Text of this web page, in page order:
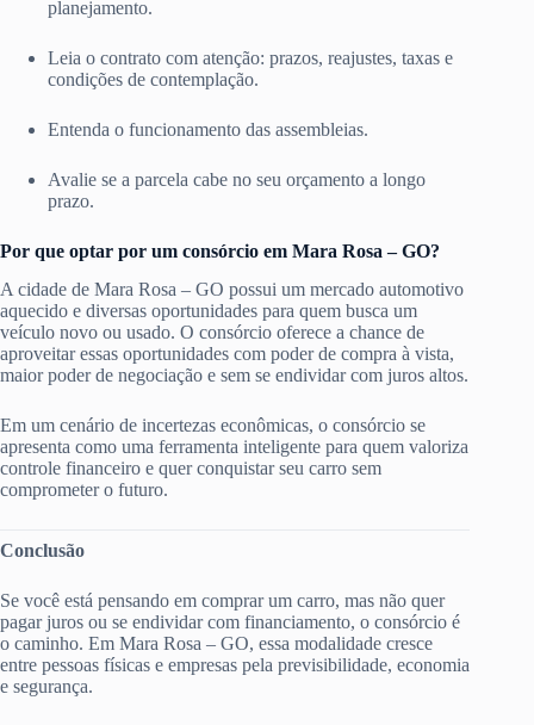
planejamento.
Leia o contrato com atenção: prazos, reajustes, taxas e
condições de contemplação.
Entenda o funcionamento das assembleias.
Avalie se a parcela cabe no seu orçamento a longo
prazo.
Por que optar por um consórcio em Mara Rosa – GO?
A cidade de Mara Rosa – GO possui um mercado automotivo
aquecido e diversas oportunidades para quem busca um
veículo novo ou usado. O consórcio oferece a chance de
aproveitar essas oportunidades com poder de compra à vista,
maior poder de negociação e sem se endividar com juros altos.
Em um cenário de incertezas econômicas, o consórcio se
apresenta como uma ferramenta inteligente para quem valoriza
controle financeiro e quer conquistar seu carro sem
comprometer o futuro.
Conclusão
Se você está pensando em comprar um carro, mas não quer
pagar juros ou se endividar com financiamento, o consórcio é
o caminho. Em Mara Rosa – GO, essa modalidade cresce
entre pessoas físicas e empresas pela previsibilidade, economia
e segurança.